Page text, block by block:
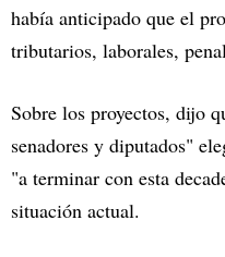
había anticipado que el
tributarios, laborales,
Sobre los proyectos, dijo
senadores y diputados"
"a terminar con esta
situación actual.